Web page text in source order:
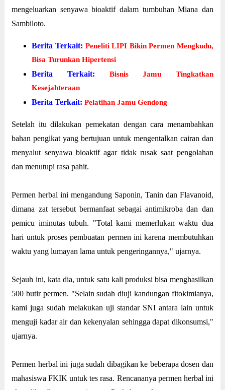
mengeluarkan senyawa bioaktif dalam tumbuhan Miana dan
Sambiloto.
Berita Terkait: Peneliti LIPI Bikin Permen Mengkudu,
Bisa Turunkan Hipertensi
Berita Terkait: Bisnis Jamu Tingkatkan
Kesejahteraan
Berita Terkait:Pelatihan Jamu Gendong
Setelah itu dilakukan pemekatan dengan cara menambahkan
bahan pengikat yang bertujuan untuk mengentalkan cairan dan
menyalut senyawa bioaktif agar tidak rusak saat pengolahan
dan menutupi rasa pahit.
Permen herbal ini mengandung Saponin, Tanin dan Flavanoid,
dimana zat tersebut bermanfaat sebagai antimikroba dan dan
pemicu iminutas tubuh. "Total kami memerlukan waktu dua
hari untuk proses pembuatan permen ini karena membutuhkan
waktu yang lumayan lama untuk pengeringannya," ujarnya.
Sejauh ini, kata dia, untuk satu kali produksi bisa menghasilkan
500 butir permen. "Selain sudah diuji kandungan fitokimianya,
kami juga sudah melakukan uji standar SNI antara lain untuk
menguji kadar air dan kekenyalan sehingga dapat dikonsumsi,"
ujarnya.
Permen herbal ini juga sudah dibagikan ke beberapa dosen dan
mahasiswa FKIK untuk tes rasa. Rencananya permen herbal ini